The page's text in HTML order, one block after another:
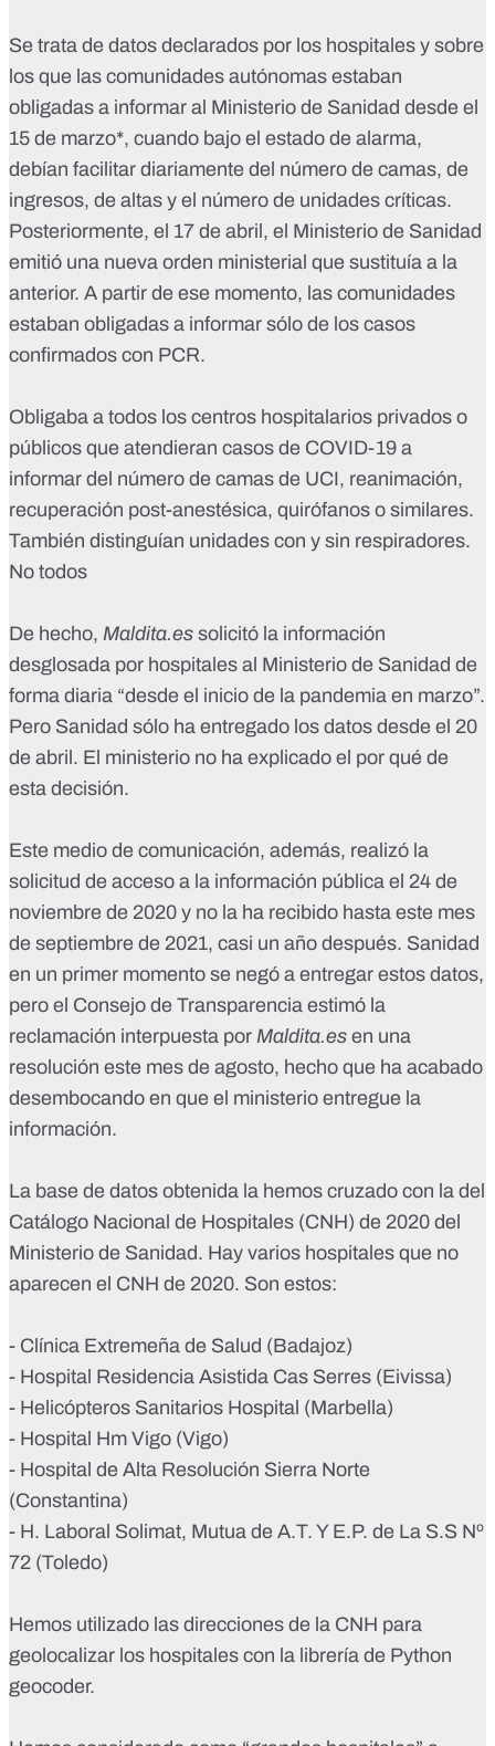
Se trata de datos declarados por los hospitales y sobre
los que las comunidades autónomas estaban
obligadas a informar al Ministerio de Sanidad desde el
15 de marzo*, cuando bajo el estado de alarma,
debían facilitar diariamente del número de camas, de
ingresos, de altas y el número de unidades críticas.
Posteriormente, el 17 de abril, el Ministerio de Sanidad
emitió una nueva orden ministerial que sustituía a la
anterior. A partir de ese momento, las comunidades
estaban obligadas a informar sólo de los casos
confirmados con PCR.
Obligaba a todos los centros hospitalarios privados o
públicos que atendieran casos de COVID-19 a
informar del número de camas de UCI, reanimación,
recuperación post-anestésica, quirófanos o similares.
También distinguían unidades con y sin respiradores.
No todos
De hecho, Maldita.es solicitó la información
desglosada por hospitales al Ministerio de Sanidad de
forma diaria “desde el inicio de la pandemia en marzo”.
Pero Sanidad sólo ha entregado los datos desde el 20
de abril. El ministerio no ha explicado el por qué de
esta decisión.
Este medio de comunicación, además, realizó la
solicitud de acceso a la información pública el 24 de
noviembre de 2020 y no la ha recibido hasta este mes
de septiembre de 2021, casi un año después. Sanidad
en un primer momento se negó a entregar estos datos,
pero el Consejo de Transparencia estimó la
reclamación interpuesta por Maldita.es en una
resolución este mes de agosto, hecho que ha acabado
desembocando en que el ministerio entregue la
información.
La base de datos obtenida la hemos cruzado con la del
Catálogo Nacional de Hospitales (CNH) de 2020 del
Ministerio de Sanidad. Hay varios hospitales que no
aparecen el CNH de 2020. Son estos:
- Clínica Extremeña de Salud (Badajoz)
- Hospital Residencia Asistida Cas Serres (Eivissa)
- Helicópteros Sanitarios Hospital (Marbella)
- Hospital Hm Vigo (Vigo)
- Hospital de Alta Resolución Sierra Norte
(Constantina)
- H. Laboral Solimat, Mutua de A.T. Y E.P. de La S.S Nº
72 (Toledo)
Hemos utilizado las direcciones de la CNH para
geolocalizar los hospitales con la librería de Python
geocoder.